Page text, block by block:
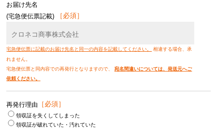
お届け先名
(宅急便伝票記載)
宅急便伝票に記載のお届け先名と同一の内容を記載してください。
相違する場合、承
れません。
宅急便伝票と同内容での再発行となりますので、
宛名間違いについては、発送元へご
依頼ください。
再発行理由
領収証を失くしてしまった
領収証が破れていた・汚れていた